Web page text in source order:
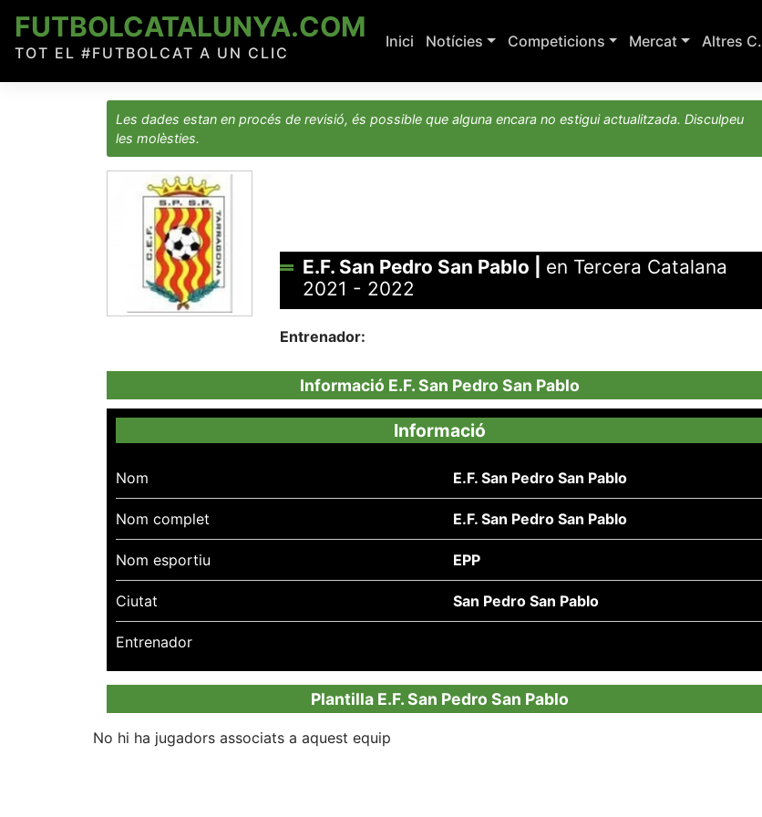
content
FUTBOLCATALUNYA.COM
TOT EL #FUTBOLCAT A UN CLIC
Inici Notícies Competicions Mercat Altres C.
Les dades estan en procés de revisió, és possible que alguna encara no estigui actualitzada. Disculpeu
les molèsties.
E.F. San Pedro San Pablo
en Tercera Catalana
2021 - 2022
Entrenador:
Informació E.F. San Pedro San Pablo
Informació
Nom E.F. San Pedro San Pablo
Nom complet E.F. San Pedro San Pablo
Nom esportiu EPP
Ciutat San Pedro San Pablo
Entrenador
Plantilla E.F. San Pedro San Pablo
No hi ha jugadors associats a aquest equip
cookies no